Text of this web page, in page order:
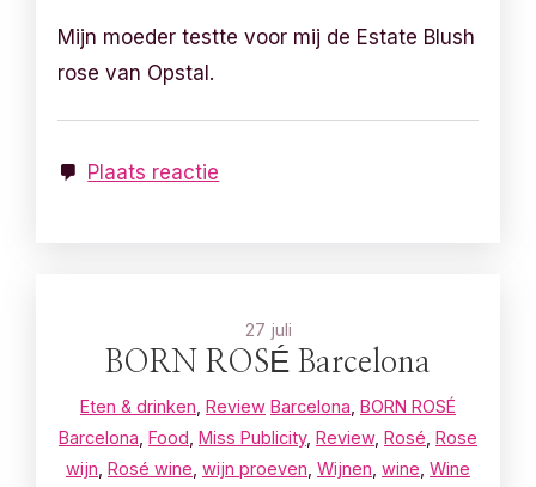
Mijn moeder testte voor mij de Estate Blush
rose van Opstal.
Plaats reactie
27 juli
BORN ROSÉ Barcelona
Eten & drinken Review Barcelona BORN ROSÉ
Barcelona Food Miss Publicity, Review, Rosé Rose
wijn Rosé wine wijn proeven Wijnen wine Wine